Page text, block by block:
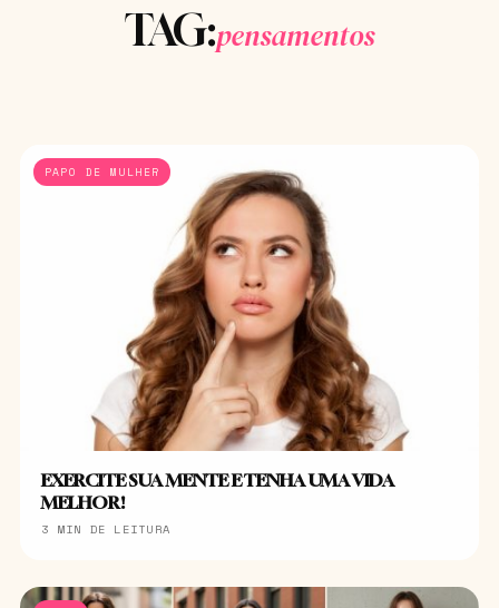
TAG:pensamentos
PAPO DE MULHER
EXERCITE SUA MENTE E TENHA UMA VIDA
MELHOR!
3 MIN DE LEITURA